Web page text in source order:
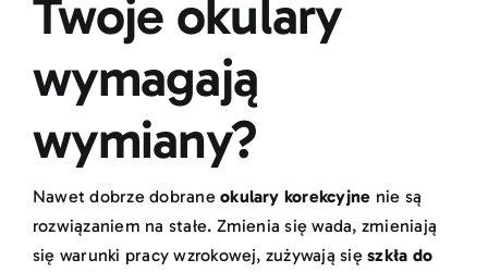
Twoje okulary
wymagają
wymiany?
Nawet dobrze dobraneokulary korekcyjne nie są
rozwiązaniem na stałe. Zmienia się wada, zmieniają
się warunki pracy wzrokowej, zużywają sięszkła do